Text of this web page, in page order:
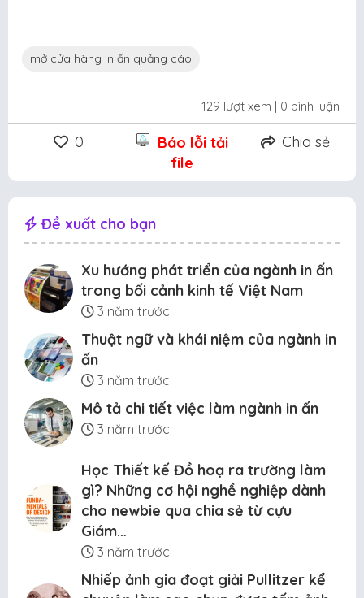
mở cửa hàng in ấn quảng cáo
129 lượt xem | 0 bình luận
0
Báo lỗi tải
file
Chia sẻ
Đề xuất cho bạn
Xu hướng phát triển của ngành in ấn
trong bối cảnh kinh tế Việt Nam
3 năm trước
Thuật ngữ và khái niệm của ngành in
ấn
3 năm trước
Mô tả chi tiết việc làm ngành in ấn
3 năm trước
Học Thiết kế Đồ hoạ ra trường làm
gì? Những cơ hội nghề nghiệp dành
cho newbie qua chia sẻ từ cựu
Giám…
3 năm trước
Nhiếp ảnh gia đoạt giải Pullitzer kể